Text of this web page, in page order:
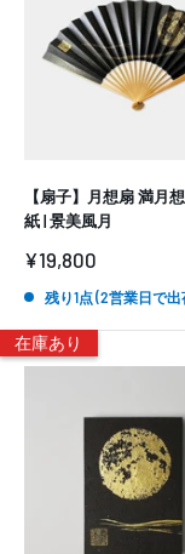
【扇子】月想扇 満月
紙 | 景美風月
販
価
¥19,800
残り1点 (2営業日で出
在庫あり